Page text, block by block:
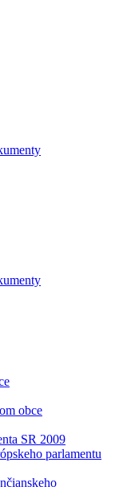
obce
SR 2009
parlamentu